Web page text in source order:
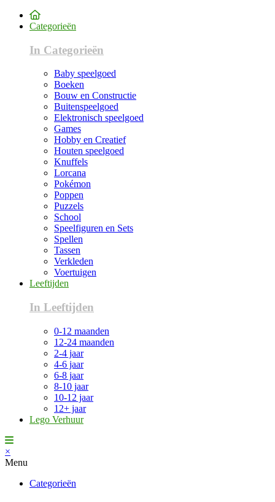
Categorieën
In Categorieën
Baby speelgoed
Boeken
Bouw en Constructie
Buitenspeelgoed
Elektronisch speelgoed
Games
Hobby en Creatief
Houten speelgoed
Knuffels
Lorcana
Pokémon
Poppen
Puzzels
School
Speelfiguren en Sets
Spellen
Tassen
Verkleden
Voertuigen
Leeftijden
In Leeftijden
0-12 maanden
12-24 maanden
2-4 jaar
4-6 jaar
6-8 jaar
8-10 jaar
10-12 jaar
12+ jaar
Lego Verhuur
×
Menu
Categorieën